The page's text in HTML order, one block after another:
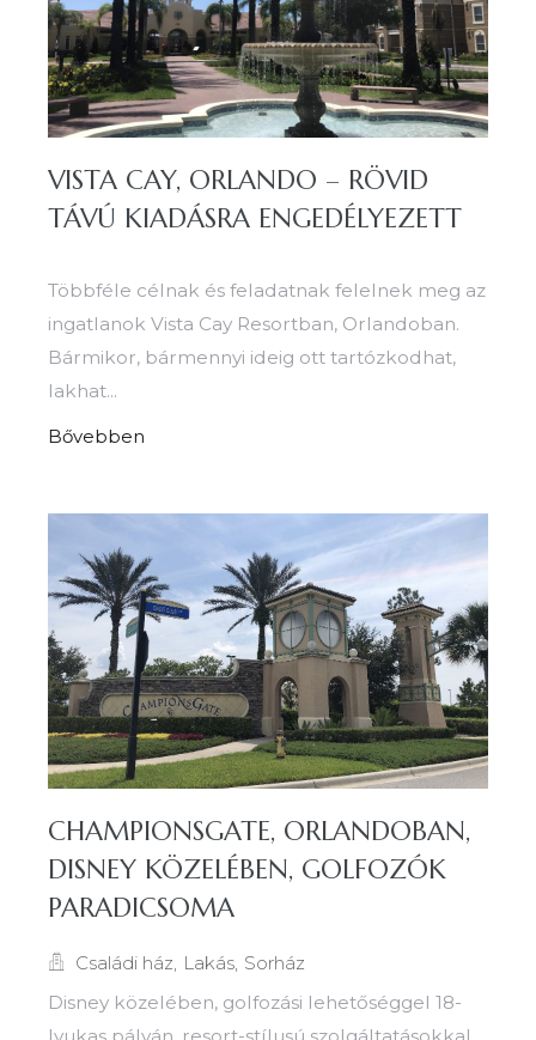
VISTA CAY, ORLANDO – RÖVID
TÁVÚ KIADÁSRA ENGEDÉLYEZETT
Többféle célnak és feladatnak felelnek meg az
ingatlanok Vista Cay Resortban, Orlandoban.
Bármikor, bármennyi ideig ott tartózkodhat,
lakhat...
Bővebben
CHAMPIONSGATE, ORLANDOBAN,
DISNEY KÖZELÉBEN, GOLFOZÓK
PARADICSOMA
Családi ház, Lakás, Sorház
Disney közelében, golfozási lehetőséggel 18-
lyukas pályán, resort-stílusú szolgáltatásokkal,